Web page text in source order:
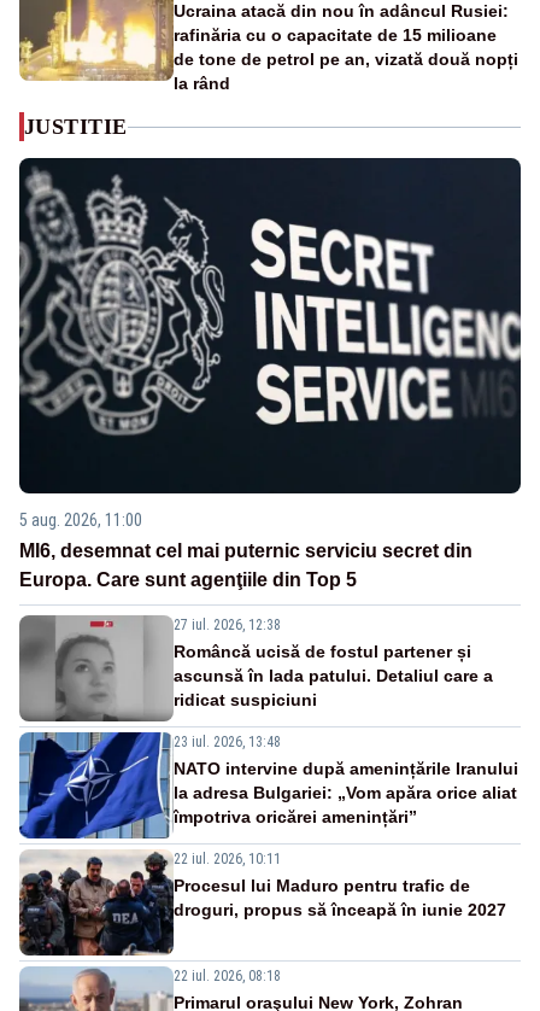
Ucraina atacă din nou în adâncul Rusiei:
rafinăria cu o capacitate de 15 milioane
de tone de petrol pe an, vizată două nopți
la rând
JUSTITIE
5 aug. 2026, 11:00
MI6, desemnat cel mai puternic serviciu secret din
Europa. Care sunt agenţiile din Top 5
27 iul. 2026, 12:38
Româncă ucisă de fostul partener și
ascunsă în lada patului. Detaliul care a
ridicat suspiciuni
23 iul. 2026, 13:48
NATO intervine după amenințările Iranului
la adresa Bulgariei: „Vom apăra orice aliat
împotriva oricărei amenințări”
22 iul. 2026, 10:11
Procesul lui Maduro pentru trafic de
droguri, propus să înceapă în iunie 2027
22 iul. 2026, 08:18
Primarul oraşului New York, Zohran